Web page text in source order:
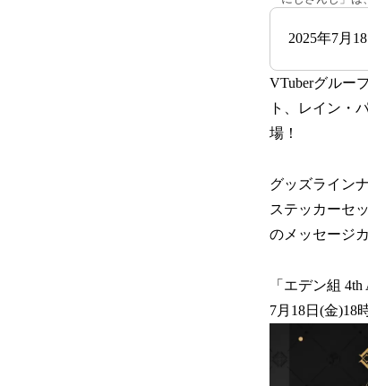
2025年7月
VTuberグルー
ト、レイン・
場！
グッズライン
ステッカーセ
のメッセージ
「エデン組
7月18日(金)18